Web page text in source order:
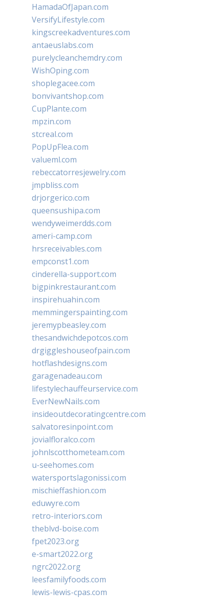
HamadaOfJapan.com
VersifyLifestyle.com
kingscreekadventures.com
antaeuslabs.com
purelycleanchemdry.com
WishOping.com
shoplegacee.com
bonvivantshop.com
CupPlante.com
mpzin.com
stcreal.com
PopUpFlea.com
valueml.com
rebeccatorresjewelry.com
jmpbliss.com
drjorgerico.com
queensushipa.com
wendyweimerdds.com
ameri-camp.com
hrsreceivables.com
empconst1.com
cinderella-support.com
bigpinkrestaurant.com
inspirehuahin.com
memmingerspainting.com
jeremypbeasley.com
thesandwichdepotcos.com
drgiggleshouseofpain.com
hotflashdesigns.com
garagenadeau.com
lifestylechauffeurservice.com
EverNewNails.com
insideoutdecoratingcentre.com
salvatoresinpoint.com
jovialfloralco.com
johnlscotthometeam.com
u-seehomes.com
watersportslagonissi.com
mischieffashion.com
eduwyre.com
retro-interiors.com
theblvd-boise.com
fpet2023.org
e-smart2022.org
ngrc2022.org
leesfamilyfoods.com
lewis-lewis-cpas.com